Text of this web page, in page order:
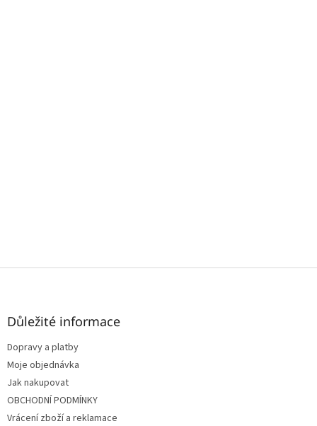
Z
Důležité informace
Dopravy a platby
Moje objednávka
Jak nakupovat
OBCHODNÍ PODMÍNKY
Vrácení zboží a reklamace